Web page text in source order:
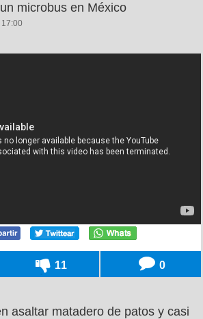
microbus en México
11 0
asaltar matadero de patos y casi